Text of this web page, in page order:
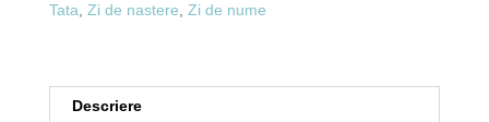
Tata Zi de nastere Zi de nume
Descriere